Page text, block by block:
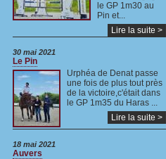
le GP 1m30 au
Pin et...
Lire la suite >
30 mai 2021
Le Pin
Urphéa de Denat passe
une fois de plus tout près
de la victoire,c'était dans
le GP 1m35 du Haras ...
Lire la suite >
18 mai 2021
Auvers